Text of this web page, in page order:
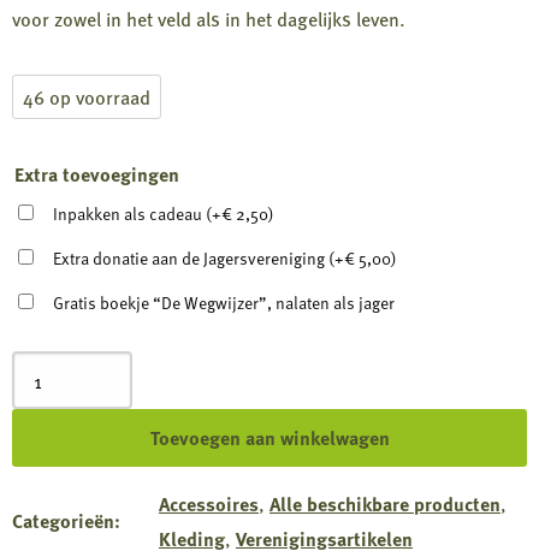
voor zowel in het veld als in het dagelijks leven.
46 op voorraad
Extra toevoegingen
Inpakken als cadeau (+€ 2,50)
Extra donatie aan de Jagersvereniging (+€ 5,00)
Gratis boekje “De Wegwijzer”, nalaten als jager
logo
Toevoegen aan winkelwagen
Categorieën:
Accessoires, Alle beschikbare producten,
Kleding, Verenigingsartikelen